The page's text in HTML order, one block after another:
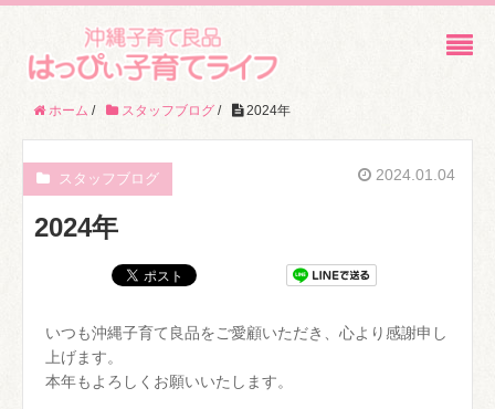
ホーム / スタッフブログ / 2024年
スタッフブログ 2024.01.04
2024年
いつも沖縄子育て良品をご愛顧いただき、心より感謝申し
上げます。
本年もよろしくお願いいたします。